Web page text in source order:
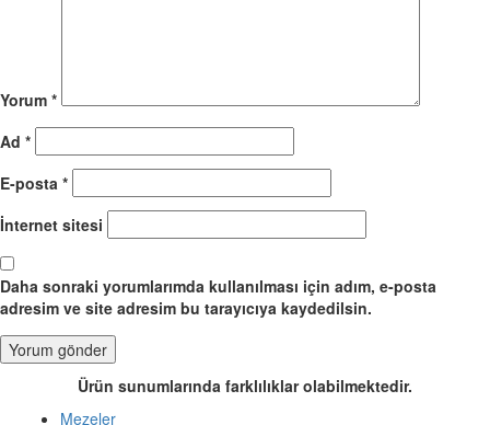
Yorum *
Ad *
E-posta *
İnternet sitesi
Daha sonraki yorumlarımda kullanılması için adım, e-posta
adresim ve site adresim bu tarayıcıya kaydedilsin.
Ürün sunumlarında farklılıklar olabilmektedir.
Mezeler